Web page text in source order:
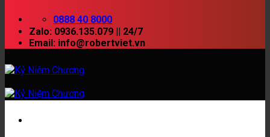
0888 40 8000
Zalo: 0936.135.079 || 24/7
Email: info@robertviet.vn